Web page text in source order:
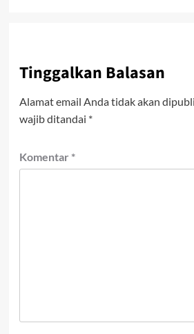
Tinggalkan Balasan
Alamat email Anda tidak akan
wajib ditandai *
Komentar *